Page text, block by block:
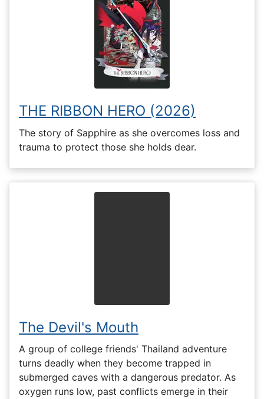
THE RIBBON HERO (2026)
The story of Sapphire as she overcomes loss and
trauma to protect those she holds dear.
The Devil's Mouth
A group of college friends' Thailand adventure
turns deadly when they become trapped in
submerged caves with a dangerous predator. As
oxygen runs low, past conflicts emerge in their